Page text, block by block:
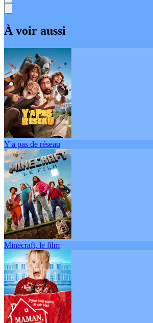
À voir aussi
Y'a pas de réseau
Minecraft, le film